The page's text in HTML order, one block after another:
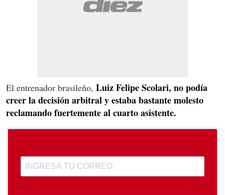
El entrenador brasileño, Luiz Felipe Scolari, no podía
creer la decisión arbitral y estaba bastante molesto
reclamando fuertemente al cuarto asistente.